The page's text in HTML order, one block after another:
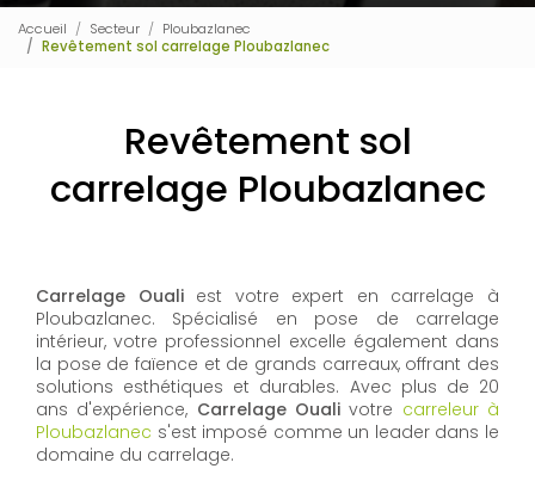
Accueil Secteur
Ploubazlanec
Revêtement sol carrelage Ploubazlanec
Revêtement sol
carrelage Ploubazlanec
Carrelage Oualiest votre expert en carrelage à
Ploubazlanec. Spécialisé en pose de carrelage
intérieur, votre professionnel excelle également dans
la pose de faïence et de grands carreaux, offrant des
solutions esthétiques et durables. Avec plus de 20
ans d'expérience, Carrelage Ouali votre carreleur à
Ploubazlanec s'est imposé comme un leader dans le
domaine du carrelage.